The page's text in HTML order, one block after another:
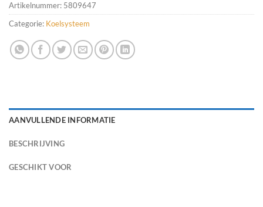
Artikelnummer: 5809647
Categorie: Koelsysteem
AANVULLENDE INFORMATIE
BESCHRIJVING
GESCHIKT VOOR